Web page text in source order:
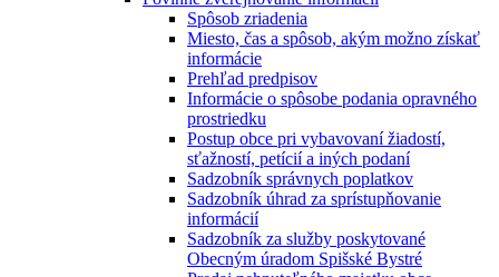
Spôsob zriadenia
Miesto, čas a spôsob, akým možno získať
informácie
Prehľad predpisov
Informácie o spôsobe podania opravného
prostriedku
Postup obce pri vybavovaní žiadostí,
sťažností, petícií a iných podaní
Sadzobník správnych poplatkov
Sadzobník úhrad za sprístupňovanie
informácií
Sadzobník za služby poskytované
Obecným úradom Spišské Bystré